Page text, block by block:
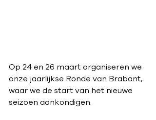
Op 24 en 26 maart organiseren we
onze jaarlijkse Ronde van Brabant,
waar we de start van het nieuwe
seizoen aankondigen.